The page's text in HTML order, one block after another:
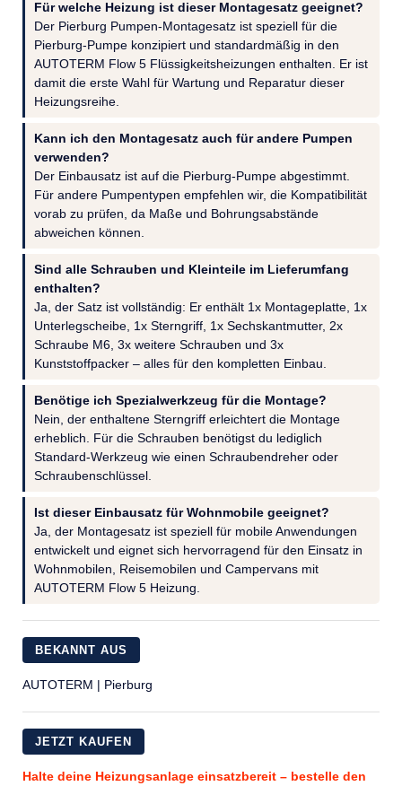
Für welche Heizung ist dieser Montagesatz geeignet?
Der Pierburg Pumpen-Montagesatz ist speziell für die
Pierburg-Pumpe konzipiert und standardmäßig in den
AUTOTERM Flow 5 Flüssigkeitsheizungen enthalten. Er ist
damit die erste Wahl für Wartung und Reparatur dieser
Heizungsreihe.
Kann ich den Montagesatz auch für andere Pumpen
verwenden?
Der Einbausatz ist auf die Pierburg-Pumpe abgestimmt.
Für andere Pumpentypen empfehlen wir, die Kompatibilität
vorab zu prüfen, da Maße und Bohrungsabstände
abweichen können.
Sind alle Schrauben und Kleinteile im Lieferumfang
enthalten?
Ja, der Satz ist vollständig: Er enthält 1x Montageplatte, 1x
Unterlegscheibe, 1x Sterngriff, 1x Sechskantmutter, 2x
Schraube M6, 3x weitere Schrauben und 3x
Kunststoffpacker – alles für den kompletten Einbau.
Benötige ich Spezialwerkzeug für die Montage?
Nein, der enthaltene Sterngriff erleichtert die Montage
erheblich. Für die Schrauben benötigst du lediglich
Standard-Werkzeug wie einen Schraubendreher oder
Schraubenschlüssel.
Ist dieser Einbausatz für Wohnmobile geeignet?
Ja, der Montagesatz ist speziell für mobile Anwendungen
entwickelt und eignet sich hervorragend für den Einsatz in
Wohnmobilen, Reisemobilen und Campervans mit
AUTOTERM Flow 5 Heizung.
BEKANNT AUS
AUTOTERM | Pierburg
JETZT KAUFEN
Halte deine Heizungsanlage einsatzbereit – bestelle den